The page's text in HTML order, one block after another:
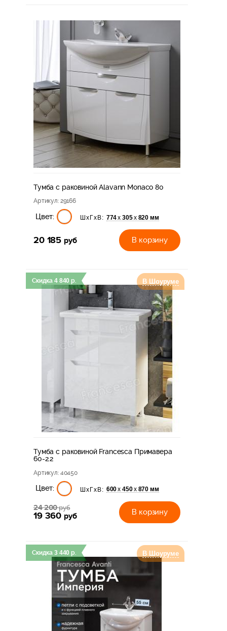
Тумба с раковиной Alavann Monaco 80
Артикул: 29166
Цвет: ШхГхВ: 774х 305х 820 мм
20 185 руб В корзину
Скидка 4 840 р. В Шоуруме
Тумба с раковиной Francesca Примавера
60-2.2
Артикул: 40450
Цвет: ШхГхВ: 600х 450х 870 мм
24 200руб
19 360 руб В корзину
Скидка 3 440 р. В Шоуруме